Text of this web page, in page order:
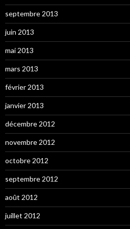
septembre 2013
juin 2013
mai 2013
mars 2013
février 2013
janvier 2013
décembre 2012
novembre 2012
octobre 2012
septembre 2012
août 2012
juillet 2012